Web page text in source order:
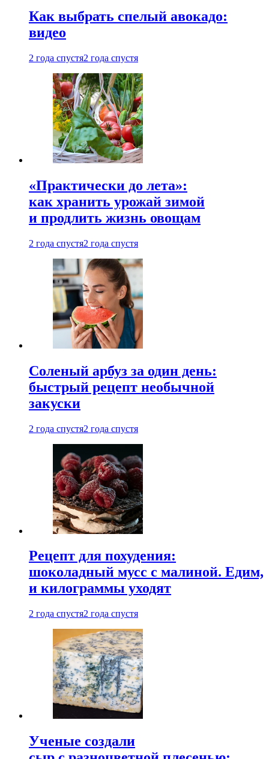
Как выбрать спелый авокадо:
видео
2 года спустя2 года спустя
«Практически до лета»:
как хранить урожай зимой
и продлить жизнь овощам
2 года спустя2 года спустя
Соленый арбуз за один день:
быстрый рецепт необычной
закуски
2 года спустя2 года спустя
Рецепт для похудения:
шоколадный мусс с малиной. Едим,
и килограммы уходят
2 года спустя2 года спустя
Ученые создали